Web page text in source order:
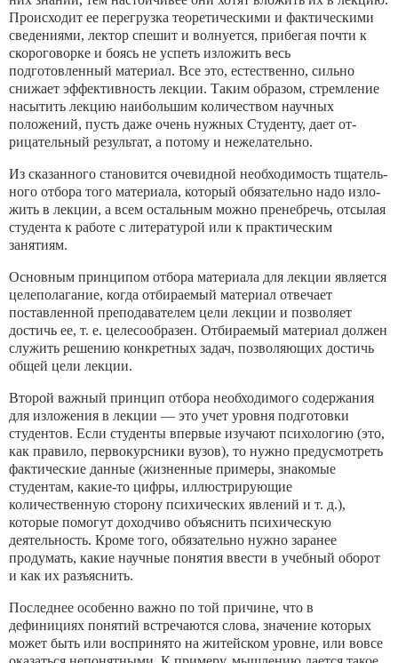
Происходит ее перегрузка теоретическими и фактическими
сведениями, лек­тор спешит и волнуется, прибегая почти к
скороговорке и боясь не успеть изложить весь
подготовленный материал. Все это, ес­тественно, сильно
снижает эффективность лекции. Таким обра­зом, стремление
насытить лекцию наибольшим количеством на­учных
положений, пусть даже очень нужных Студенту, дает от­
рицательный результат, а потому и нежелательно.
Из сказанного становится очевидной необходимость тщатель­
ного отбора того материала, который обязательно надо изло­
жить в лекции, а всем остальным можно пренебречь, отсылая
студента к работе с литературой или к практическим
занятиям.
Основным принципом отбора материала для лекции является
целеполагание, когда отбираемый материал отвечает
поставлен­ной преподавателем цели лекции и позволяет
достичь ее, т. е. це­лесообразен. Отбираемый материал должен
служить решению конкретных задач, позволяющих достичь
общей цели лекции.
Второй важный принцип отбора необходимого содержания
для изложения в лекции — это учет уровня подготовки
студен­тов. Если студенты впервые изучают психологию (это,
как пра­вило, первокурсники вузов), то нужно предусмотреть
фактиче­ские данные (жизненные примеры, знакомые
студентам, какие-то цифры, иллюстрирующие
количественную сторону психиче­ских явлений и т. д.),
которые помогут доходчиво объяснить психическую
деятельность. Кроме того, обязательно нужно за­ранее
продумать, какие научные понятия ввести в учебный обо­рот
и как их разъяснить.
Последнее особенно важно по той причине, что в
дефинициях понятий встречаются слова, значение которых
может быть или воспринято на житейском уровне, или вовсе